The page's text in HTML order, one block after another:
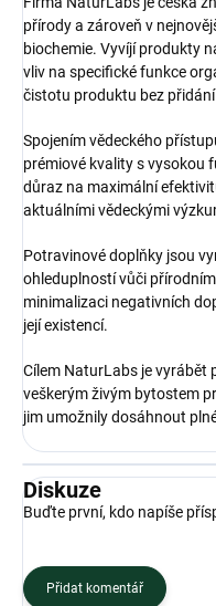
přírody a zároveň v
biochemie. Vyvíjí produkty
vliv na specifické funkce
čistotu produktu bez
Spojením vědeckého
prémiové kvality s vysokou
důraz na maximální
aktuálními vědeckými
Potravinové doplňky jsou
ohleduplností vůči
minimalizaci negativních
její existencí.
Cílem NaturLabs je vyrábět
veškerým živým bytostem
jim umožnily dosáhnout
Diskuze
Buďte první, kdo napíše
Přidat komentář